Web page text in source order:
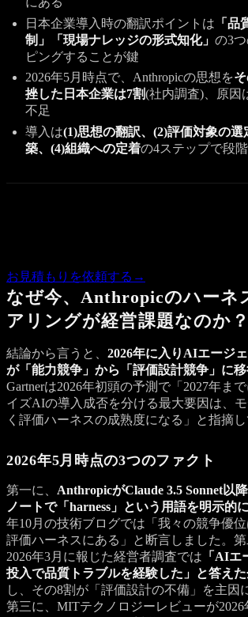
日本企業導入時の翻訳ポイントは 「品
制」「現場ナレッジの形式知化」 の3
ピングすることが鍵
2026年5月時点で、Anthropicの思想を
挫した日本企業は7割(社内調査)、原因
不足
導入は(1)思想の翻訳、(2)評価対象の選
築、(4)組織への定着の4ステップで段
お見積もりを依頼する →
なぜ今、Anthropicのハーネ
アリングが経営課題なのか？
結論から言うと、 2026年に入りAIエージ
が「能力競争」から「評価設計競争」に
Gartnerは2026年初頭の予測で「2027年ま
イズAIの導入成否を分ける最大要因は、
く評価ハーネスの成熟度になる」と指摘し
2026年5月時点の3つのファクト
第一に、 AnthropicがClaude 3.5 Sonnet以
ノートで「harness」という用語を明示的
年10月の技術ブログでは「我々の競争優位
評価ハーネスにある」と断言しました。第
2026年3月に報じた経営者調査では 「AIエ
投入で品質トラブルを経験した」と答え
し、その8割が「評価設計の不備」を主因
第三に、MITテクノロジーレビューが2026